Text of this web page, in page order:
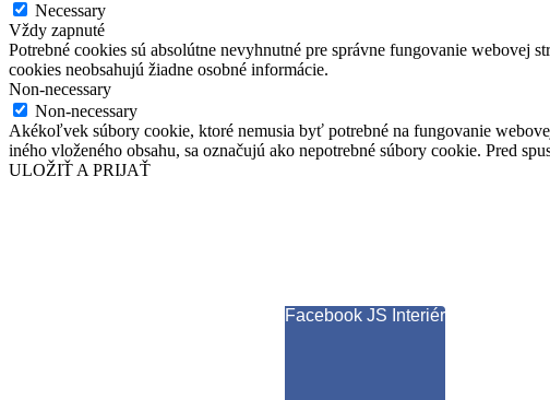
Necessary
Vždy zapnuté
Potrebné cookies sú absolútne nevyhnutné pre správne fungovanie webovej
cookies neobsahujú žiadne osobné informácie.
Non-necessary
Non-necessary
Akékoľvek súbory cookie, ktoré nemusia byť potrebné na fungovanie
iného vloženého obsahu, sa označujú ako nepotrebné súbory cookie. Pred
ULOŽIŤ A PRIJAŤ
Facebook JS Interiér